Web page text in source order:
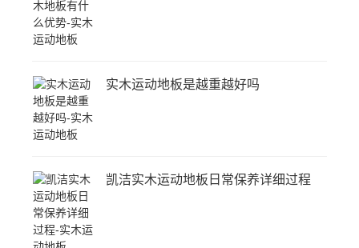
实木运动地板是越重越好吗
凯洁实木运动地板日常保养详细过程